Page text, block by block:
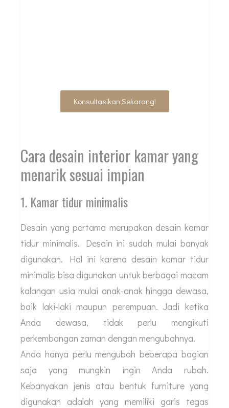
Konsultasikan Sekarang!
Cara desain interior kamar yang
menarik sesuai impian
1. Kamar tidur minimalis
Desain yang pertama merupakan desain kamar
tidur minimalis. Desain ini sudah mulai banyak
digunakan. Hal ini karena desain kamar tidur
minimalis bisa digunakan untuk berbagai macam
kalangan usia mulai anak-anak hingga dewasa,
baik laki-laki maupun perempuan. Jadi ketika
Anda dewasa, tidak perlu mengikuti
perkembangan zaman dengan mengubahnya.
Anda hanya perlu mengubah beberapa bagian
saja yang mungkin ingin Anda rubah.
Kebanyakan jenis atau bentuk furniture yang
digunakan adalah yang memiliki garis tegas